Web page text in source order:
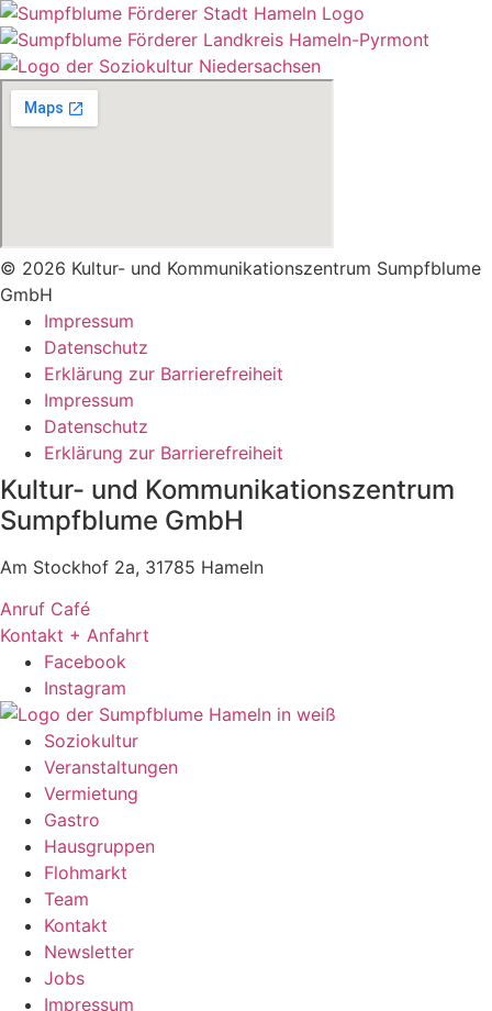
© 2026 Kultur- und Kommunikationszentrum Sumpfblume
GmbH
Impressum
Datenschutz
Erklärung zur Barrierefreiheit
Impressum
Datenschutz
Erklärung zur Barrierefreiheit
Kultur- und Kommunikationszentrum
Sumpfblume GmbH
Am Stockhof 2a, 31785 Hameln
Anruf Café
Kontakt + Anfahrt
Facebook
Instagram
Soziokultur
Veranstaltungen
Vermietung
Gastro
Hausgruppen
Flohmarkt
Team
Kontakt
Newsletter
Jobs
Impressum